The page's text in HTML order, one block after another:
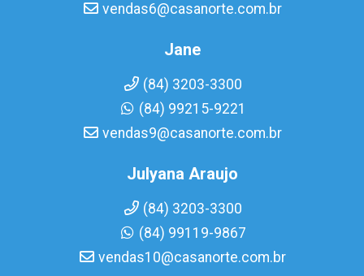
vendas6@casanorte.com.br
Jane
(84) 3203-3300
(84) 99215-9221
vendas9@casanorte.com.br
Julyana Araujo
(84) 3203-3300
(84) 99119-9867
vendas10@casanorte.com.br